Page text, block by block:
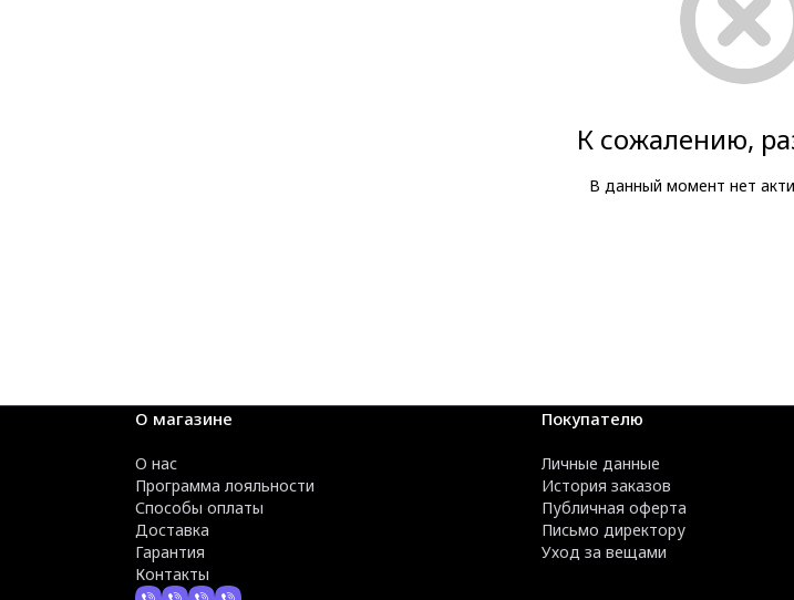
К сожалению,
В данный момент нет
О магазине
О нас
Программа лояльности
Способы оплаты
Доставка
Гарантия
Контакты
Покупателю
Личные данные
История заказов
Публичная оферта
Письмо директору
Уход за вещами